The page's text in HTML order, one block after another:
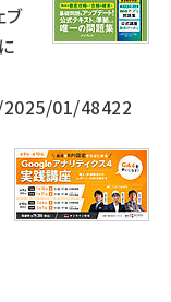
ブ
01/48422